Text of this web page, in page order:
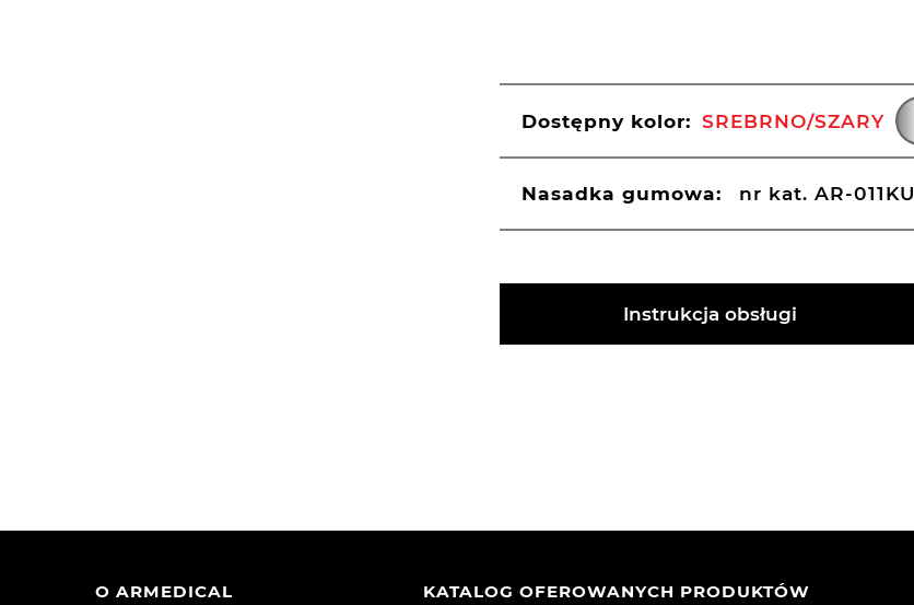
Dostępny kolor: SREBRNO/SZARY
Nasadka gumowa: nr kat. AR-011KU
Instrukcja obsługi
O ARMEDICAL
KATALOG OFEROWANYCH PRODUKTÓW